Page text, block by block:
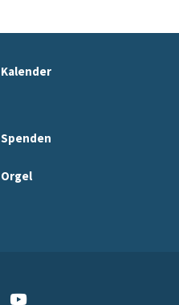
Kalender
Spenden
Orgel